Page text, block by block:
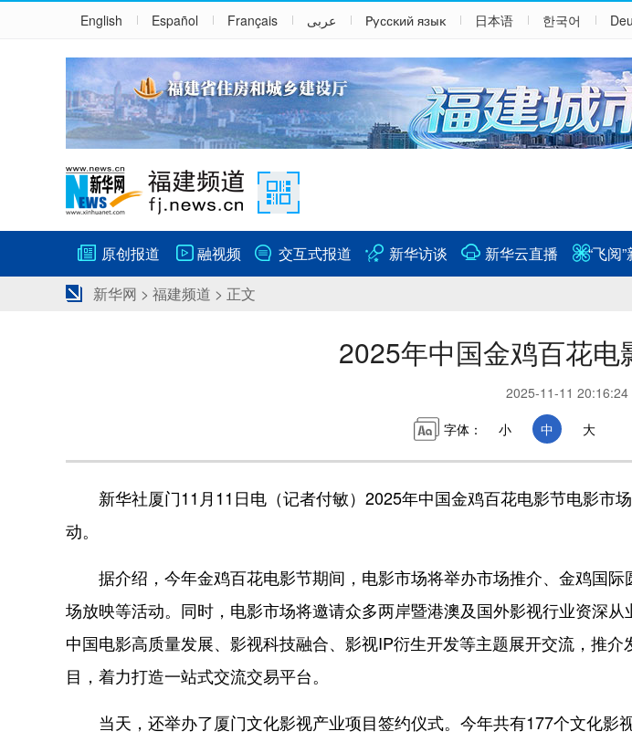
English Español Français عربى Русский язык 日本语 한국어
原创报道 融视频 交互式报道 新华访谈 新华云直播 “飞阅
新华网 > 福建频道 > 正文
2025年中国金鸡百花电
2025-11-11
字体：
小 中 大
新华社厦门11月11日电（记者付敏）2025年中国金鸡百花电影节电影市
动。
据介绍，今年金鸡百花电影节期间，电影市场将举办市场推介、金鸡国际
场放映等活动。同时，电影市场将邀请众多两岸暨港澳及国外影视行业资深
中国电影高质量发展、影视科技融合、影视IP衍生开发等主题展开交流，推
目，着力打造一站式交流交易平台。
当天，还举办了厦门文化影视产业项目签约仪式。今年共有177个文化影